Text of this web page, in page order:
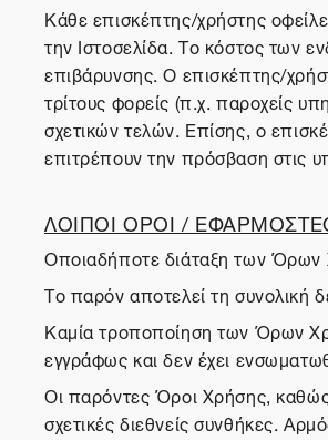
Κάθε επισκέπτης/χρήστης
την Ιστοσελίδα. Το κόστος των
επιβάρυνσης. Ο επισκέπτης/
τρίτους φορείς (π.χ. παροχείς
σχετικών τελών. Επίσης, ο
επιτρέπουν την πρόσβαση στις
ΛΟΙΠΟΙ ΟΡΟΙ /
Οποιαδήποτε διάταξη των Όρων
Το παρόν αποτελεί τη συνολική
Καμία τροποποίηση των Όρων
εγγράφως και δεν έχει
Οι παρόντες Όροι Χρήσης, καθώς
σχετικές διεθνείς συνθήκες.